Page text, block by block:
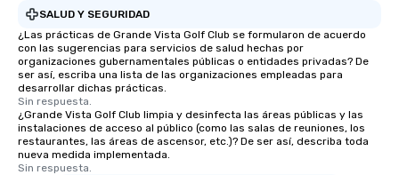
SALUD Y SEGURIDAD
¿Las prácticas de Grande Vista Golf Club se formularon de acuerdo
con las sugerencias para servicios de salud hechas por
organizaciones gubernamentales públicas o entidades privadas? De
ser así, escriba una lista de las organizaciones empleadas para
desarrollar dichas prácticas.
Sin respuesta.
¿Grande Vista Golf Club limpia y desinfecta las áreas públicas y las
instalaciones de acceso al público (como las salas de reuniones, los
restaurantes, las áreas de ascensor, etc.)? De ser así, describa toda
nueva medida implementada.
Sin respuesta.